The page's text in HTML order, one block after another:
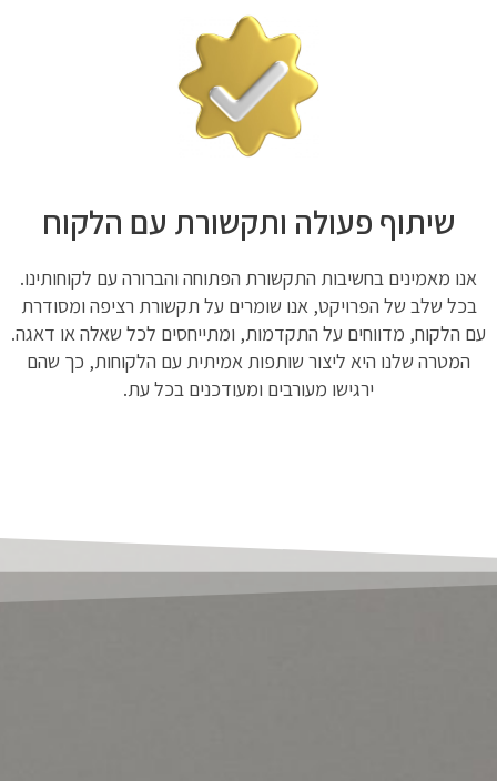
שיתוף פעולה ותקשורת עם הלקוח
אנו מאמינים בחשיבות התקשורת הפתוחה והברורה עם לקוחותינו.
בכל שלב של הפרויקט, אנו שומרים על תקשורת רציפה ומסודרת
עם הלקוח, מדווחים על התקדמות, ומתייחסים לכל שאלה או דאגה.
המטרה שלנו היא ליצור שותפות אמיתית עם הלקוחות, כך שהם
ירגישו מעורבים ומעודכנים בכל עת.